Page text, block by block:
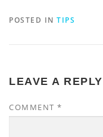
POSTED IN TIPS
LEAVE A REPLY
COMMENT *